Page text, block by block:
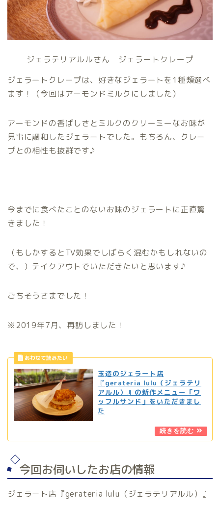
ジェラテリアルルさん ジェラートクレープ
ジェラートクレープは、好きなジェラートを1種類選べ
ます！（今回はアーモンドミルクにしました）
アーモンドの香ばしさとミルクのクリーミーなお味が
見事に調和したジェラートでした。もちろん、クレー
プとの相性も抜群です♪
今までに食べたことのないお味のジェラートに正直驚
きました！
（もしかするとTV効果でしばらく混むかもしれないの
で、）テイクアウトでいただきたいと思います♪
ごちそうさまでした！
※2019年7月、再訪しました！
玉造のジェラート店
『gerateria lulu（ジェラテリ
アルル）』の新作メニュー「ワ
ッフルサンド」をいただきまし
た
今回お伺いしたお店の情報
ジェラート店『gerateria lulu（ジェラテリアルル）』